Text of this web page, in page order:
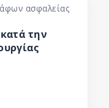
ασφαλείας
την